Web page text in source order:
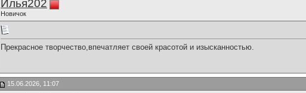
Илья202
Новичок
Прекрасное творчество,впечатляет своей красотой и изысканностью.
15.06.2026, 11:07